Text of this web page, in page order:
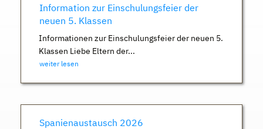
Information zur Einschulungsfeier der
neuen 5. Klassen
Informationen zur Einschulungsfeier der neuen 5.
Klassen Liebe Eltern der...
weiter lesen
Spanienaustausch 2026